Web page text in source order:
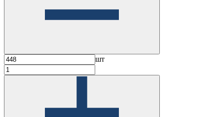
шт